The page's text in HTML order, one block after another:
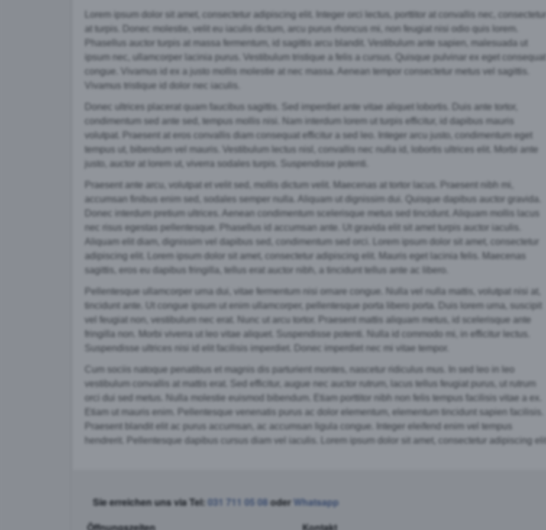
Lorem ipsum dolor sit amet, consectetur adipiscing elit. Integer orci lectus, porttitor at convallis nec, consectetur
at turpis. Donec molestie, velit eu iaculis dictum, arcu purus rhoncus mi, non feugiat nisi odio quis lorem.
Phasellus auctor turpis at massa fermentum, id sagittis arcu blandit. Vestibulum ante sapien, malesuada ut
ipsum nec, ullamcorper lacinia purus. Vestibulum tristique a felis a cursus. Quisque pulvinar ex eget consequat
congue. Vivamus id ex a justo mollis molestie at nec massa. Aenean tempor consectetur metus vel sagittis.
Vivamus tristique id dolor nec iaculis.
Donec ultrices placerat quam faucibus sagittis. Sed imperdiet ante vitae aliquet lobortis. Duis ante tortor,
condimentum sed ante sed, tempus mollis nisi. Nam interdum lorem ut turpis efficitur, id dapibus mauris
volutpat. Praesent at eros convallis diam consequat efficitur a sed leo. Integer arcu justo, condimentum eget
tempus ut, bibendum vel mauris. Vestibulum lectus nisl, convallis nec nulla id, lobortis ultrices elit. Morbi ante
justo, auctor at lorem ut, viverra sodales turpis. Suspendisse potenti.
Praesent ante arcu, volutpat et velit sed, mollis dictum velit. Maecenas at tortor lacus. Praesent nibh mi,
accumsan finibus enim sed, sodales semper nulla. Aliquam ut dignissim dui. Quisque dapibus auctor gravida.
Donec interdum pretium ultrices. Aenean condimentum scelerisque metus sed tincidunt. Aliquam mollis lacus
nec risus egestas pellentesque. Phasellus id accumsan ante. Ut gravida elit sit amet turpis auctor iaculis.
Aliquam elit diam, dignissim vel dapibus sed, condimentum sed orci. Lorem ipsum dolor sit amet, consectetur
adipiscing elit. Lorem ipsum dolor sit amet, consectetur adipiscing elit. Mauris eget lacinia felis. Maecenas
sagittis, eros eu dapibus fringilla, tellus erat auctor nibh, a tincidunt tellus ante ac libero.
Pellentesque ullamcorper urna dui, vitae fermentum nisi ornare congue. Nulla vel nulla mattis, volutpat nisi at,
tincidunt ante. Ut congue ipsum ut enim ullamcorper, pellentesque porta libero porta. Duis lorem urna, suscipit
vel feugiat non, vestibulum nec erat. Nunc ut arcu tortor. Praesent mattis aliquam metus, id scelerisque ante
fringilla non. Morbi viverra ut leo vitae aliquet. Suspendisse potenti. Nulla id commodo mi, in efficitur lectus.
Suspendisse ultrices nisi id elit facilisis imperdiet. Donec imperdiet nec mi vitae tempor.
Cum sociis natoque penatibus et magnis dis parturient montes, nascetur ridiculus mus. In sed leo in leo
vestibulum convallis at mattis erat. Sed efficitur, augue nec auctor rutrum, lacus tellus feugiat purus, ut rutrum
orci dui sed metus. Nulla molestie euismod bibendum. Etiam porttitor nibh non felis tempus facilisis vitae a ex.
Etiam ut mauris enim. Pellentesque venenatis purus ac dolor elementum, elementum tincidunt sapien facilisis.
Praesent blandit elit ac purus accumsan, ac accumsan ligula congue. Integer eleifend enim vel tempus
hendrerit. Pellentesque dapibus cursus diam vel iaculis. Lorem ipsum dolor sit amet, consectetur adipiscing elit.
Sie erreichen uns via Tel: 031 711 05 08oder Whatsapp
Öffnungszeiten
Kontakt